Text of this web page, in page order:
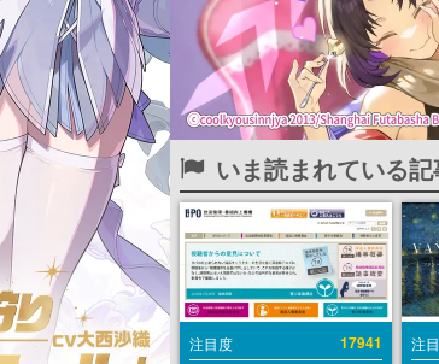
いま読まれている
注目度 17941 注